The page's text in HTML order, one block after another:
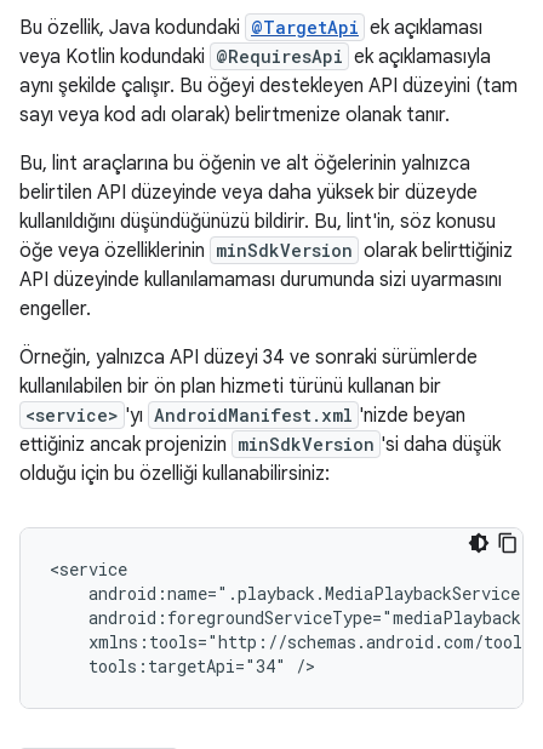
Bu özellik, Java kodundaki @TargetApi ek açıklaması
veya Kotlin kodundaki @RequiresApi ek açıklamasıyla
aynı şekilde çalışır. Bu öğeyi destekleyen API düzeyini (tam
sayı veya kod adı olarak) belirtmenize olanak tanır.
Bu, lint araçlarına bu öğenin ve alt öğelerinin yalnızca
belirtilen API düzeyinde veya daha yüksek bir düzeyde
kullanıldığını düşündüğünüzü bildirir. Bu, lint'in, söz konusu
öğe veya özelliklerinin minSdkVersion olarak belirttiğiniz
API düzeyinde kullanılamaması durumunda sizi uyarmasını
engeller.
Örneğin, yalnızca API düzeyi 34 ve sonraki sürümlerde
kullanılabilen bir ön plan hizmeti türünü kullanan bir
<service> 'yı AndroidManifest.xml 'nizde beyan
ettiğiniz ancak projenizin minSdkVersion 'si daha düşük
olduğu için bu özelliği kullanabilirsiniz:
tools:targetApi="34"